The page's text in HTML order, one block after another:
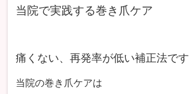
当院で実践する巻き爪ケア
痛くない、再発率が低い補正法です
当院の巻き爪ケアは